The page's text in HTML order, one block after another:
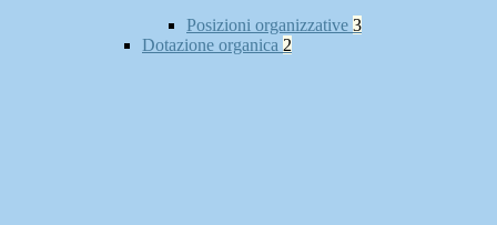
Posizioni organizzative 3
Dotazione organica 2